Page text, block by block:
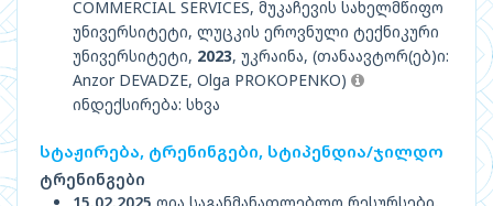
COMMERCIAL SERVICES, მუკაჩევის სახელმწიფო
უნივერსიტეტი, ლუცკის ეროვნული ტექნიკური
უნივერსიტეტი, 2023, უკრაინა, (თანაავტორ(ებ)ი:
Anzor DEVADZE, Olga PROKOPENKO)
ინდექსირება: სხვა
სტაჟირება, ტრენინგები, სტიპენდია/ჯილდო
ტრენინგები